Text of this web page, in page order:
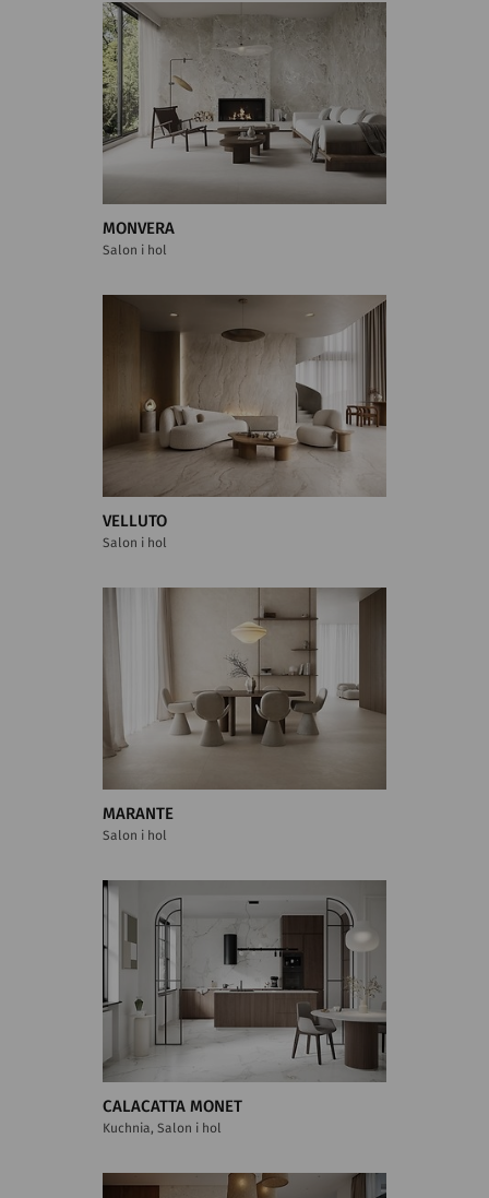
MONVERA
Salon i hol
VELLUTO
Salon i hol
MARANTE
Salon i hol
CALACATTA MONET
Kuchnia, Salon i hol